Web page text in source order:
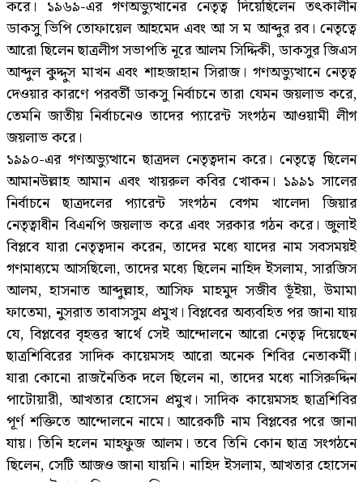
করে। ১৯৬৯-এর গণঅভ্যুত্থানের নেতৃত্ব দিয়েছিলেন তৎকালীন
ডাকসু ভিপি তোফায়েল আহমেদ এবং আ স ম আব্দুর রব। নেতৃত্বে
আরো ছিলেন ছাত্রলীগ সভাপতি নূরে আলম সিদ্দিকী, ডাকসুর জিএস
আব্দুল কুদ্দুস মাখন এবং শাহজাহান সিরাজ। গণঅভ্যুত্থানে নেতৃত্ব
দেওয়ার কারণে পরবর্তী ডাকসু নির্বাচনে তারা যেমন জয়লাভ করে,
তেমনি জাতীয় নির্বাচনেও তাদের প্যারেন্ট সংগঠন আওয়ামী লীগ
জয়লাভ করে।
১৯৯০-এর গণঅভ্যুত্থানে ছাত্রদল নেতৃত্বদান করে। নেতৃত্বে ছিলেন
আমানউল্লাহ আমান এবং খায়রুল কবির খোকন। ১৯৯১ সালের
নির্বাচনে ছাত্রদলের প্যারেন্ট সংগঠন বেগম খালেদা জিয়ার
নেতৃত্বাধীন বিএনপি জয়লাভ করে এবং সরকার গঠন করে। জুলাই
বিপ্লবে যারা নেতৃত্বদান করেন, তাদের মধ্যে যাদের নাম সবসময়ই
গণমাধ্যমে আসছিলো, তাদের মধ্যে ছিলেন নাহিদ ইসলাম, সারজিস
আলম, হাসনাত আব্দুল্লাহ, আসিফ মাহমুদ সজীব ভূঁইয়া, উমামা
ফাতেমা, নুসরাত তাবাসসুম প্রমুখ। বিপ্লবের অব্যবহিত পর জানা যায়
যে, বিপ্লবের বৃহত্তর স্বার্থে সেই আন্দোলনে আরো নেতৃত্ব দিয়েছেন
ছাত্রশিবিরের সাদিক কায়েমসহ আরো অনেক শিবির নেতাকর্মী।
যারা কোনো রাজনৈতিক দলে ছিলেন না, তাদের মধ্যে নাসিরুদ্দিন
পাটোয়ারী, আখতার হোসেন প্রমুখ। সাদিক কায়েমসহ ছাত্রশিবির
পূর্ণ শক্তিতে আন্দোলনে নামে। আরেকটি নাম বিপ্লবের পরে জানা
যায়। তিনি হলেন মাহফুজ আলম। তবে তিনি কোন ছাত্র সংগঠনে
ছিলেন, সেটি আজও জানা যায়নি। নাহিদ ইসলাম, আখতার হোসেন